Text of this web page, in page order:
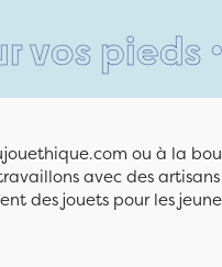
•Si
ou à la
avec des artisans
des jouets pour les